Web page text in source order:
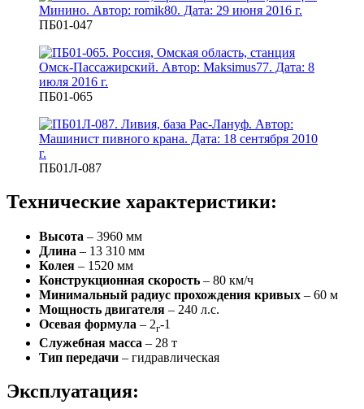
ПБ01-047
ПБ01-065
ПБ01Л-087
Технические характеристики:
Высота – 3960 мм
Длина – 13 310 мм
Колея – 1520 мм
Конструкционная скорость – 80 км/ч
Минимальный радиус прохождения кривых – 60 м
Мощность двигателя – 240 л.с.
Осевая формула – 2г-1
Служебная масса – 28 т
Тип передачи – гидравлическая
Эксплуатация: